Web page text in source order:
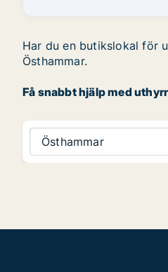
Har du en butikslokal för
Östhammar.
Få snabbt hjälp med
Östhammar